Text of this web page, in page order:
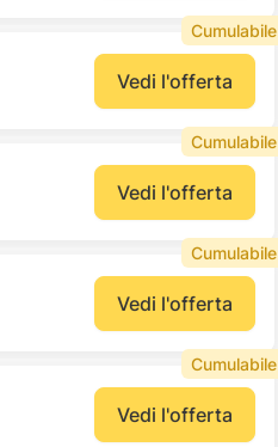
Vedi l'offerta
Cumulabile
Vedi l'offerta
Cumulabile
Vedi l'offerta
Cumulabile
Vedi l'offerta
Cumulabile